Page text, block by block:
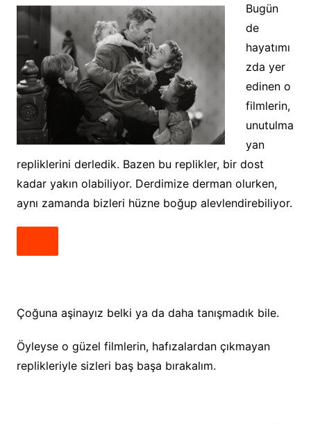
Bugün
de
hayatımı
zda yer
edinen o
filmlerin,
unutulma
yan
repliklerini derledik. Bazen bu replikler, bir dost
kadar yakın olabiliyor. Derdimize derman olurken,
aynı zamanda bizleri hüzne boğup alevlendirebiliyor.
Çoğuna aşinayız belki ya da daha tanışmadık bile.
Öyleyse o güzel filmlerin, hafızalardan çıkmayan
replikleriyle sizleri baş başa bırakalım.